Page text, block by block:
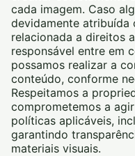
cada imagem. Caso
devidamente atribuída
relacionada a direitos
responsável entre em
possamos realizar a
conteúdo, conforme
Respeitamos a
comprometemos a
políticas aplicáveis,
garantindo
materiais visuais.